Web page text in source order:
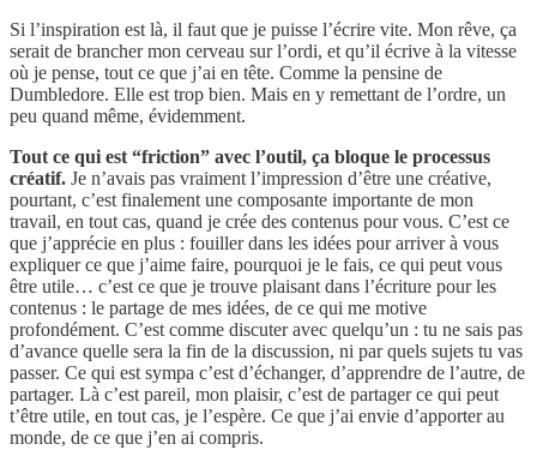
Si l’inspiration est là, il faut que je puisse l’écrire vite. Mon rêve, ça
serait de brancher mon cerveau sur l’ordi, et qu’il écrive à la vitesse
où je pense, tout ce que j’ai en tête. Comme la pensine de
Dumbledore. Elle est trop bien. Mais en y remettant de l’ordre, un
peu quand même, évidemment.
Tout ce qui est “friction” avec l’outil, ça bloque le processus
créatif. Je n’avais pas vraiment l’impression d’être une créative,
pourtant, c’est finalement une composante importante de mon
travail, en tout cas, quand je crée des contenus pour vous. C’est ce
que j’apprécie en plus : fouiller dans les idées pour arriver à vous
expliquer ce que j’aime faire, pourquoi je le fais, ce qui peut vous
être utile… c’est ce que je trouve plaisant dans l’écriture pour les
contenus : le partage de mes idées, de ce qui me motive
profondément. C’est comme discuter avec quelqu’un : tu ne sais pas
d’avance quelle sera la fin de la discussion, ni par quels sujets tu vas
passer. Ce qui est sympa c’est d’échanger, d’apprendre de l’autre, de
partager. Là c’est pareil, mon plaisir, c’est de partager ce qui peut
t’être utile, en tout cas, je l’espère. Ce que j’ai envie d’apporter au
monde, de ce que j’en ai compris.